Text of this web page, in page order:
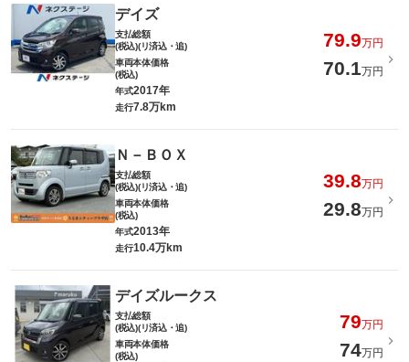
デイズ
支払総額
(税込)(リ済込・追)
79.9万円
車両本体価格
(税込)
70.1万円
年式2017年
走行7.8万km
Ｎ－ＢＯＸ
支払総額
(税込)(リ済込・追)
39.8万円
車両本体価格
(税込)
29.8万円
年式2013年
走行10.4万km
デイズルークス
支払総額
(税込)(リ済込・追)
79万円
車両本体価格
(税込)
74万円